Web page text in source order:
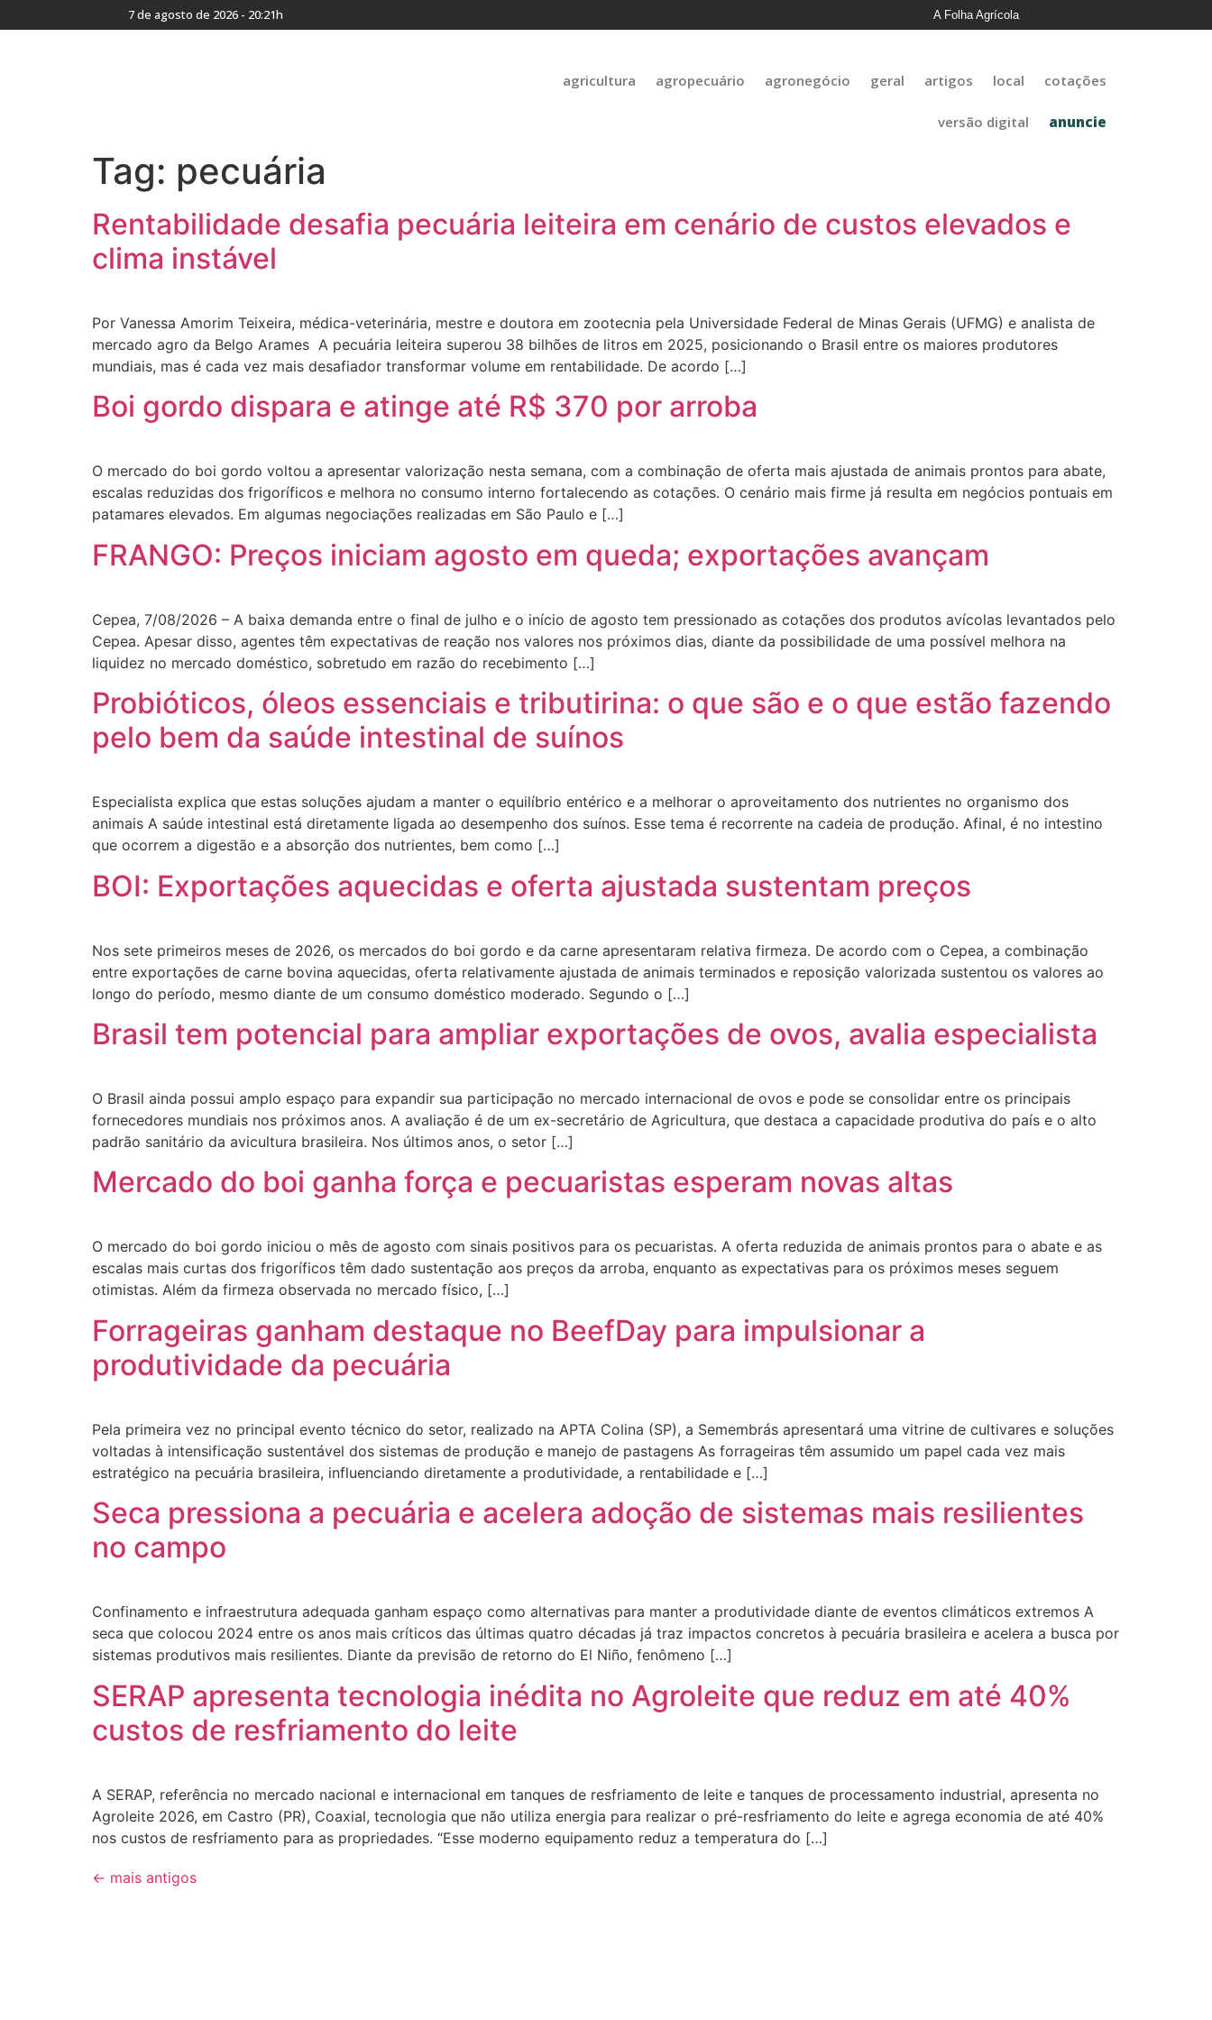
7 de agosto de 2026 - 20:21h A Folha Agrícola
agricultura agropecuário agronegócio geral artigos local cotações
versão digital anuncie
Tag: pecuária
Rentabilidade desafia pecuária leiteira em cenário de custos elevados e
clima instável
Por Vanessa Amorim Teixeira, médica-veterinária, mestre e doutora em zootecnia pela Universidade Federal de Minas Gerais (UFMG) e analista de
mercado agro da Belgo Arames A pecuária leiteira superou 38 bilhões de litros em 2025, posicionando o Brasil entre os maiores produtores
mundiais, mas é cada vez mais desafiador transformar volume em rentabilidade. De acordo […]
Boi gordo dispara e atinge até R$ 370 por arroba
O mercado do boi gordo voltou a apresentar valorização nesta semana, com a combinação de oferta mais ajustada de animais prontos para abate,
escalas reduzidas dos frigoríficos e melhora no consumo interno fortalecendo as cotações. O cenário mais firme já resulta em negócios pontuais em
patamares elevados. Em algumas negociações realizadas em São Paulo e […]
FRANGO: Preços iniciam agosto em queda; exportações avançam
Cepea, 7/08/2026 – A baixa demanda entre o final de julho e o início de agosto tem pressionado as cotações dos produtos avícolas levantados pelo
Cepea. Apesar disso, agentes têm expectativas de reação nos valores nos próximos dias, diante da possibilidade de uma possível melhora na
liquidez no mercado doméstico, sobretudo em razão do recebimento […]
Probióticos, óleos essenciais e tributirina: o que são e o que estão fazendo
pelo bem da saúde intestinal de suínos
Especialista explica que estas soluções ajudam a manter o equilíbrio entérico e a melhorar o aproveitamento dos nutrientes no organismo dos
animais A saúde intestinal está diretamente ligada ao desempenho dos suínos. Esse tema é recorrente na cadeia de produção. Afinal, é no intestino
que ocorrem a digestão e a absorção dos nutrientes, bem como […]
BOI: Exportações aquecidas e oferta ajustada sustentam preços
Nos sete primeiros meses de 2026, os mercados do boi gordo e da carne apresentaram relativa firmeza. De acordo com o Cepea, a combinação
entre exportações de carne bovina aquecidas, oferta relativamente ajustada de animais terminados e reposição valorizada sustentou os valores ao
longo do período, mesmo diante de um consumo doméstico moderado. Segundo o […]
Brasil tem potencial para ampliar exportações de ovos, avalia especialista
O Brasil ainda possui amplo espaço para expandir sua participação no mercado internacional de ovos e pode se consolidar entre os principais
fornecedores mundiais nos próximos anos. A avaliação é de um ex-secretário de Agricultura, que destaca a capacidade produtiva do país e o alto
padrão sanitário da avicultura brasileira. Nos últimos anos, o setor […]
Mercado do boi ganha força e pecuaristas esperam novas altas
O mercado do boi gordo iniciou o mês de agosto com sinais positivos para os pecuaristas. A oferta reduzida de animais prontos para o abate e as
escalas mais curtas dos frigoríficos têm dado sustentação aos preços da arroba, enquanto as expectativas para os próximos meses seguem
otimistas. Além da firmeza observada no mercado físico, […]
Forrageiras ganham destaque no BeefDay para impulsionar a
produtividade da pecuária
Pela primeira vez no principal evento técnico do setor, realizado na APTA Colina (SP), a Semembrás apresentará uma vitrine de cultivares e soluções
voltadas à intensificação sustentável dos sistemas de produção e manejo de pastagens As forrageiras têm assumido um papel cada vez mais
estratégico na pecuária brasileira, influenciando diretamente a produtividade, a rentabilidade e […]
Seca pressiona a pecuária e acelera adoção de sistemas mais resilientes
no campo
Confinamento e infraestrutura adequada ganham espaço como alternativas para manter a produtividade diante de eventos climáticos extremos A
seca que colocou 2024 entre os anos mais críticos das últimas quatro décadas já traz impactos concretos à pecuária brasileira e acelera a busca por
sistemas produtivos mais resilientes. Diante da previsão de retorno do El Niño, fenômeno […]
SERAP apresenta tecnologia inédita no Agroleite que reduz em até 40%
custos de resfriamento do leite
A SERAP, referência no mercado nacional e internacional em tanques de resfriamento de leite e tanques de processamento industrial, apresenta no
Agroleite 2026, em Castro (PR), Coaxial, tecnologia que não utiliza energia para realizar o pré-resfriamento do leite e agrega economia de até 40%
nos custos de resfriamento para as propriedades. “Esse moderno equipamento reduz a temperatura do […]
← mais antigos